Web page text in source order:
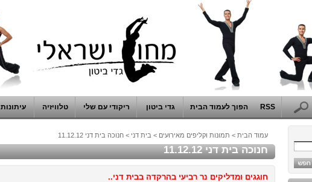
RSS הפוך לעמוד הבית גדי ביטון ריקודי עם שלי טלוויזיה עיתונות
עמוד הבית > תמונות וקליפים מאירועים > בית דני > חנוכה בית דני 11.12.12
חנוכה בית דני 11.12.12
חוגגים ומדליקים נר רביעי בהרקדה בבית דני..